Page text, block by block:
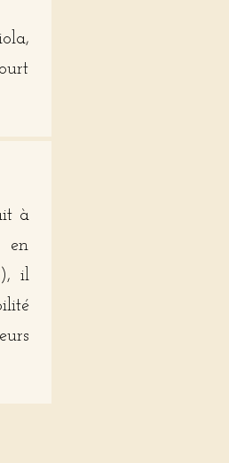
à
en
il